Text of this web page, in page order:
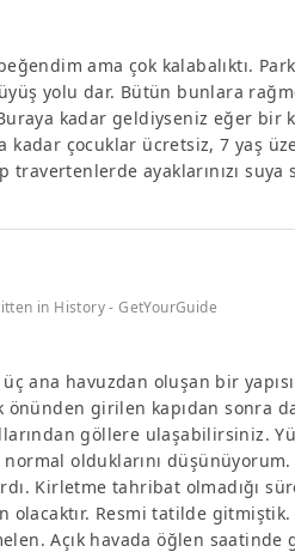
ama çok kalabalıktı.
yolu dar. Bütün bunlara
kadar geldiyseniz eğer bir
kadar çocuklar ücretsiz, 7 yaş
travertenlerde ayaklarınızı
in History - GetYourGuide
ana havuzdan oluşan bir
girilen kapıdan sonra
göllere ulaşabilirsiniz.
normal olduklarını
Kirletme tahribat olmadığı
olacaktır. Resmi tatilde
Açık havada öğlen